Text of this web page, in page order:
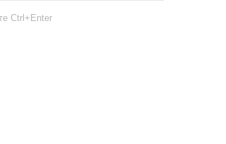
Ctrl+Enter